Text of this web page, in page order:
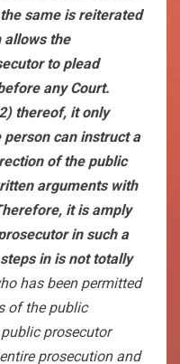
same is reiterated
allows the
to plead
any Court.
thereof, it only
can instruct a
of the public
arguments with
it is amply
in such a
in is not totally
has been permitted
of the public
prosecutor
prosecution and